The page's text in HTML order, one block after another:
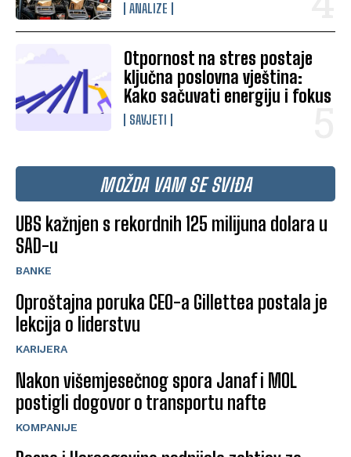
ANALIZE
Otpornost na stres postaje
ključna poslovna vještina:
Kako sačuvati energiju i fokus
SAVJETI
MOŽDA VAM SE SVIĐA
UBS kažnjen s rekordnih 125 milijuna dolara u
SAD-u
BANKE
Oproštajna poruka CEO-a Gillettea postala je
lekcija o liderstvu
KARIJERA
Nakon višemjesečnog spora Janaf i MOL
postigli dogovor o transportu nafte
KOMPANIJE